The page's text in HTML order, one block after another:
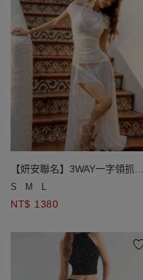
【妍安聯名】3WAY一字領抓褶
收腰不對稱荷葉邊開衩網紗長洋
S M L
NT$ 1380